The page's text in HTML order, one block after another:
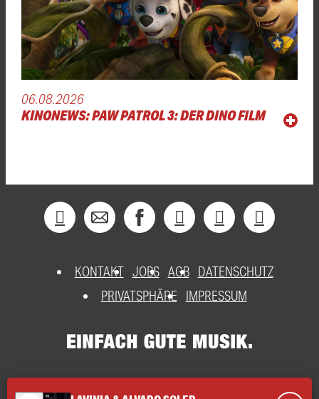
06.08.2026
KINONEWS: PAW PATROL 3: DER DINO FILM
KONTAKT JOBS AGB DATENSCHUTZ
PRIVATSPHÄRE
IMPRESSUM